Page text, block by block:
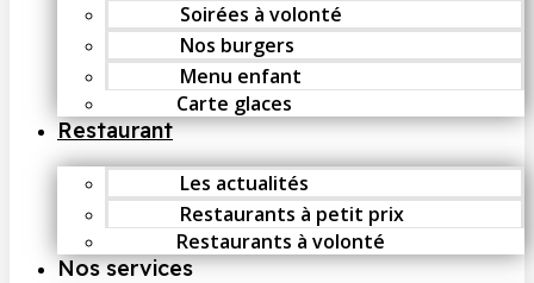
Soirées à volonté
Nos burgers
Menu enfant
Carte glaces
Restaurant
Les actualités
Restaurants à petit prix
Restaurants à volonté
Nos services